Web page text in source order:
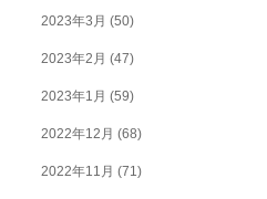
2023年3月 (50)
2023年2月 (47)
2023年1月 (59)
2022年12月 (68)
2022年11月 (71)